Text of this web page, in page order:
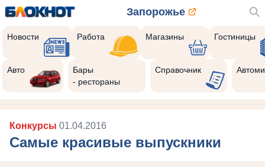
Запорожье
Новости Работа Магазины Гостиницы
Авто
Бары
- рестораны
Справочник
Конкурсы 01.04.2016
Самые красивые выпускники